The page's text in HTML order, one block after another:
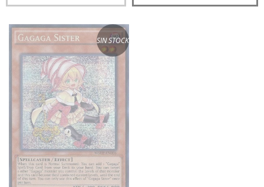
SIN STOCK